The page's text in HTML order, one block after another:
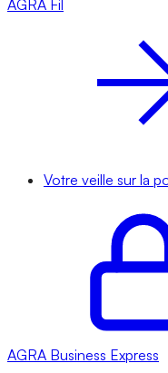
AGRA Fil
Votre veille sur la
AGRA Business Express